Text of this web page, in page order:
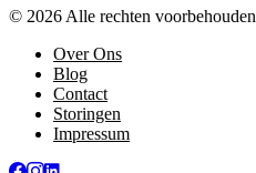
© 2026 Alle rechten voorbehouden
Over Ons
Blog
Contact
Storingen
Impressum